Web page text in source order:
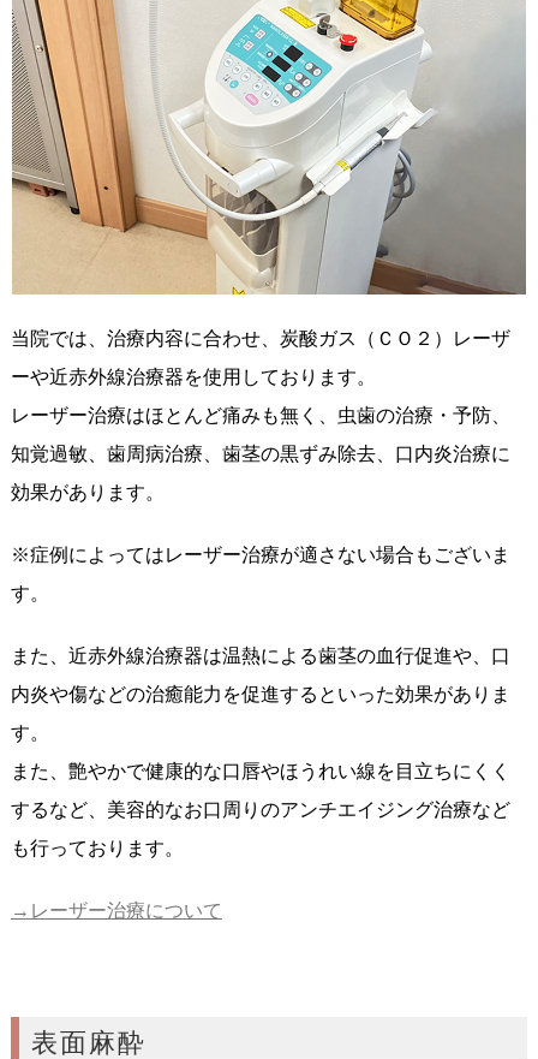
当院では、治療内容に合わせ、炭酸ガス（ＣＯ２）レーザ
ーや近赤外線治療器を使用しております。
レーザー治療はほとんど痛みも無く、虫歯の治療・予防、
知覚過敏、歯周病治療、歯茎の黒ずみ除去、口内炎治療に
効果があります。
※症例によってはレーザー治療が適さない場合もございま
す。
また、近赤外線治療器は温熱による歯茎の血行促進や、口
内炎や傷などの治癒能力を促進するといった効果がありま
す。
また、艶やかで健康的な口唇やほうれい線を目立ちにくく
するなど、美容的なお口周りのアンチエイジング治療など
も行っております。
→レーザー治療について
表面麻酔